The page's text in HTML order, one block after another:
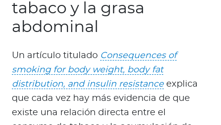
tabaco y la grasa
abdominal
Un artículo titulado Consequences of
smoking for body weight, body fat
distribution, and insulin resistance explica
que cada vez hay más evidencia de que
existe una relación directa entre el